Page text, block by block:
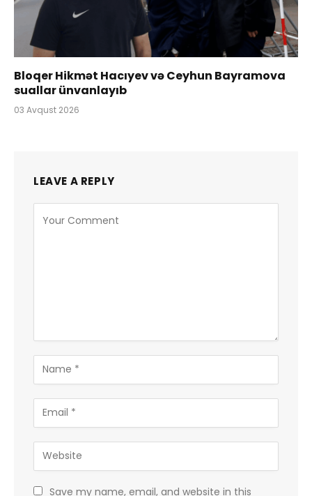
Bloqer Hikmət Hacıyev və Ceyhun Bayramova
suallar ünvanlayıb
03 Avqust 2026
LEAVE A REPLY
Save my name, email, and website in this